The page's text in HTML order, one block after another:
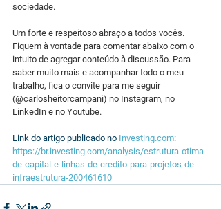
sociedade.
Um forte e respeitoso abraço a todos vocês.
Fiquem à vontade para comentar abaixo com o
intuito de agregar conteúdo à discussão. Para
saber muito mais e acompanhar todo o meu
trabalho, fica o convite para me seguir
(@carlosheitorcampani) no Instagram, no
LinkedIn e no Youtube.
Link do artigo publicado no Investing.com:
https://br.investing.com/analysis/estrutura-otima-
de-capital-e-linhas-de-credito-para-projetos-de-
infraestrutura-200461610